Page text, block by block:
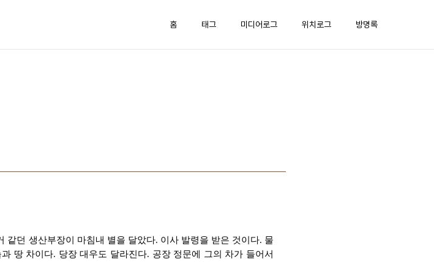
홈 태그 미디어로그 위치로그 방명록
같던 생산부장이 마침내 별을 달았다. 이사 발령을 받은 것이다. 물
땅 차이다. 당장 대우도 달라진다. 공장 정문에 그의 차가 들어서